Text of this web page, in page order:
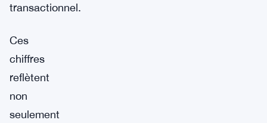
transactionnel.
Ces
chiffres
reflètent
non
seulement